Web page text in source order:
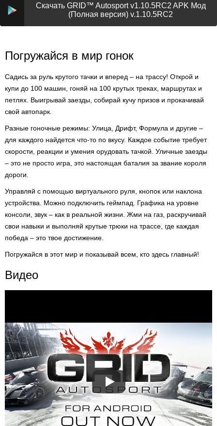
Скачать GRID™ Autosport v1.10.5RC2 APK Мод
(Полная версия) v.1.10.5RC2
Погружайся в мир гонок
Садись за руль крутого тачки и вперед – на трассу! Открой и
купи до 100 машин, гоняй на 100 крутых треках, маршрутах и
петлях. Выигрывай заезды, собирай кучу призов и прокачивай
свой автопарк.
Разные гоночные режимы: Улица, Дрифт, Формула и другие –
для каждого найдется что-то по вкусу. Каждое событие требует
скорости, реакции и умения орудовать тачкой. Уличные заезды
– это не просто игра, это настоящая баталия за звание короля
дороги.
Управляй с помощью виртуального руля, кнопок или наклона
устройства. Можно подключить геймпад. Графика на уровне
консоли, звук – как в реальной жизни. Жми на газ, раскручивай
свои навыки и выполняй крутые трюки на трассе, где каждая
победа – это твое достижение.
Погружайся в этот мир и показывай всем, кто здесь главный!
Видео